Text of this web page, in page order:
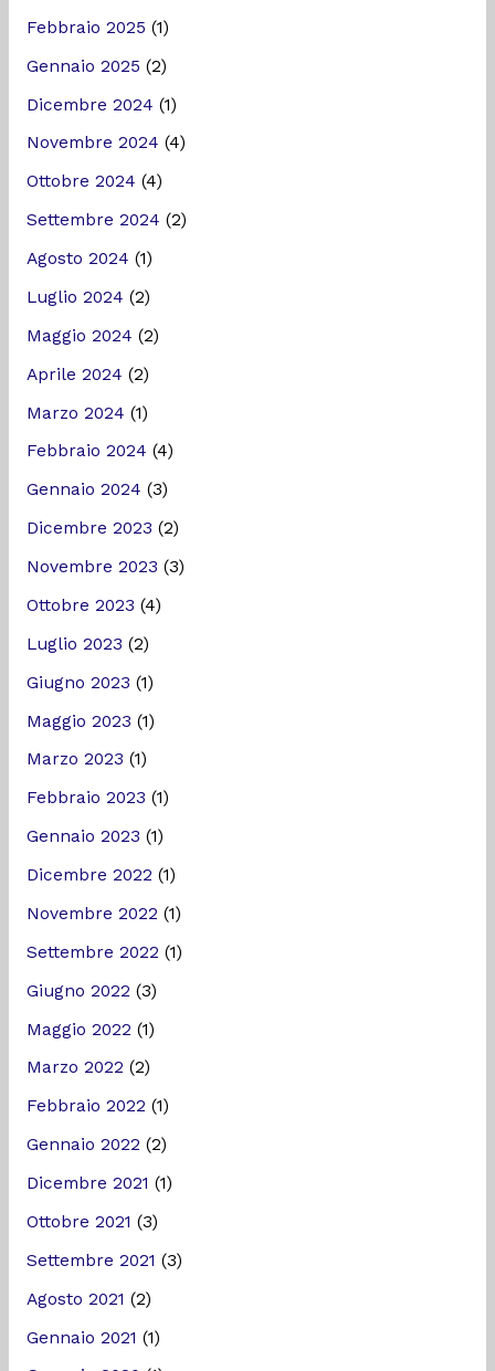
Febbraio 2025 (1)
Gennaio 2025 (2)
Dicembre 2024 (1)
Novembre 2024 (4)
Ottobre 2024 (4)
Settembre 2024 (2)
Agosto 2024 (1)
Luglio 2024 (2)
Maggio 2024 (2)
Aprile 2024 (2)
Marzo 2024 (1)
Febbraio 2024 (4)
Gennaio 2024 (3)
Dicembre 2023 (2)
Novembre 2023 (3)
Ottobre 2023 (4)
Luglio 2023 (2)
Giugno 2023 (1)
Maggio 2023 (1)
Marzo 2023 (1)
Febbraio 2023 (1)
Gennaio 2023 (1)
Dicembre 2022 (1)
Novembre 2022 (1)
Settembre 2022 (1)
Giugno 2022 (3)
Maggio 2022 (1)
Marzo 2022 (2)
Febbraio 2022 (1)
Gennaio 2022 (2)
Dicembre 2021 (1)
Ottobre 2021 (3)
Settembre 2021 (3)
Agosto 2021 (2)
Gennaio 2021 (1)